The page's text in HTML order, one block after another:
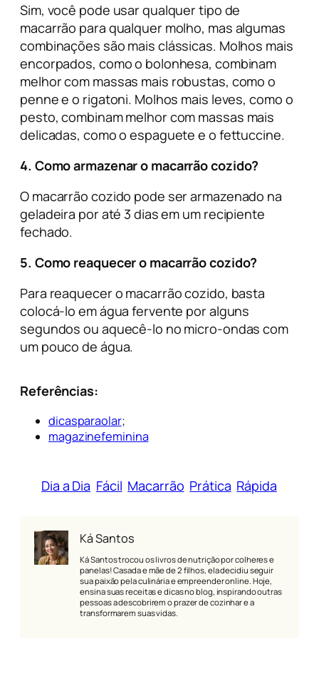
Sim, você pode usar qualquer tipo de
macarrão para qualquer molho, mas algumas
combinações são mais clássicas. Molhos mais
encorpados, como o bolonhesa, combinam
melhor com massas mais robustas, como o
penne e o rigatoni. Molhos mais leves, como o
pesto, combinam melhor com massas mais
delicadas, como o espaguete e o fettuccine.
4. Como armazenar o macarrão cozido?
O macarrão cozido pode ser armazenado na
geladeira por até 3 dias em um recipiente
fechado.
5. Como reaquecer o macarrão cozido?
Para reaquecer o macarrão cozido, basta
colocá-lo em água fervente por alguns
segundos ou aquecê-lo no micro-ondas com
um pouco de água.
Referências:
dicasparaolar;
magazinefeminina
Dia a Dia Fácil Macarrão Prática Rápida
Ká Santos
Ká Santos trocou os livros de nutrição por colheres e
panelas! Casada e mãe de 2 filhos, ela decidiu seguir
sua paixão pela culinária e empreender online. Hoje,
ensina suas receitas e dicas no blog, inspirando outras
pessoas a descobrirem o prazer de cozinhar e a
transformarem suas vidas.